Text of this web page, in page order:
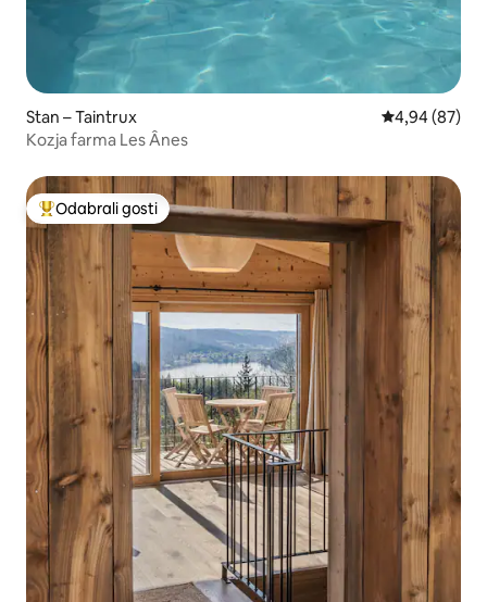
Stan – Taintrux Prosječna
4,94 (87)
Kozja farma Les Ânes
Među najviše rangiranima s oznakom „Odabrali gosti”
Odabrali gosti